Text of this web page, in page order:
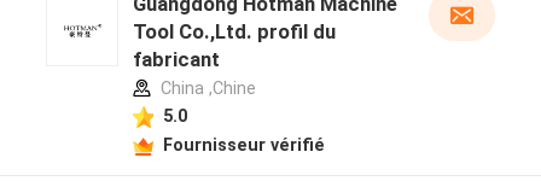
Tool Co.,Ltd. profil du
fabricant
China ,Chine
5.0
Fournisseur vérifié